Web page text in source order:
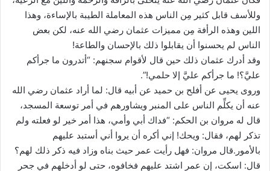
وللأسف قابل كثير مِن الناس هذه المعاملة الطيبة بالإساءة، وهذا
اللين وهذه الرأفة مِن مميزات عثمان رضي الله عنه، لكن بعض
الناس لم يحسنوا أن يقابلوا ذلك بالإحسان والطاعة!
وقد أدرك عثمان ذلك حين قال لأقوام سجنهم: “أتدرون ما جرأكم
عليَّ؟! ما جرأكم عليَّ إلا حلمي!”.
وروى يحيى عن أفلح بن حميد عن أبيه قال: لما أراد عثمان رضي الله
عنه أن يكلِّم الناس على المنبر ويشاورهم في أمر توسعة المسجد،
قال له مروان بن الحكم: “فداك أبي وأمي، هذا أمر خير لو فعلته ولم
تذكر لهم، فقال: ويحك! إني أكره أن يروا أني أستبد عليهم
بالأمور.قال مروان: فهل رأيت عمر حيث بناه وزاد فيه ذكر ذلك لهم؟
قال: اسكت، إن عمر اشتد عليهم فخافوه، حتى لو أدخلهم في جحر